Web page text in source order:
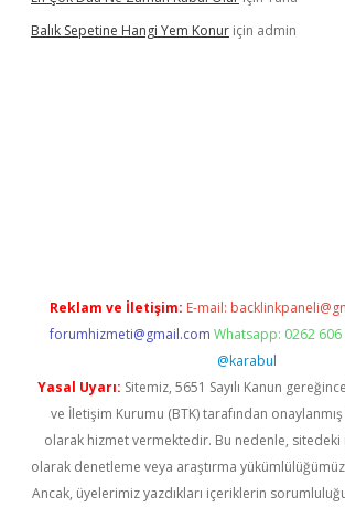
Balık Sepetine Hangi Yem Konur için admin
Reklam ve İletişim: E-mail:
forumhizmeti@gmail.com Whatsapp: 0262 606
@karabul
Yasal Uyarı: Sitemiz, 5651 Sayılı Kanun
ve İletişim Kurumu (BTK) tarafından onaylanmış
olarak hizmet vermektedir. Bu nedenle,
olarak denetleme veya araştırma
Ancak, üyelerimiz yazdıkları içeriklerin